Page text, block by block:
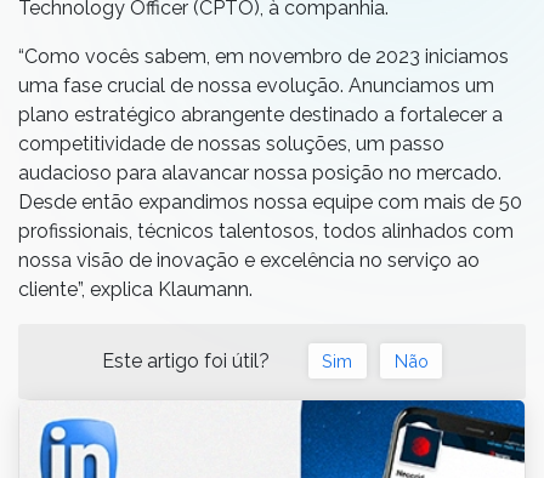
Technology Officer (CPTO), à companhia.
“Como vocês sabem, em novembro de 2023 iniciamos
uma fase crucial de nossa evolução. Anunciamos um
plano estratégico abrangente destinado a fortalecer a
competitividade de nossas soluções, um passo
audacioso para alavancar nossa posição no mercado.
Desde então expandimos nossa equipe com mais de 50
profissionais, técnicos talentosos, todos alinhados com
nossa visão de inovação e excelência no serviço ao
cliente”, explica Klaumann.
Este artigo foi útil? Sim Não